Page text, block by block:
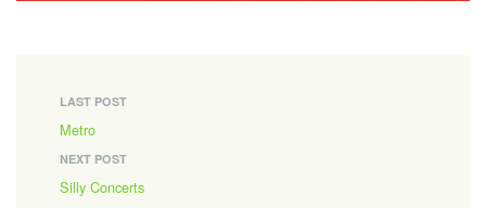
LAST POST
Metro
NEXT POST
Silly Concerts